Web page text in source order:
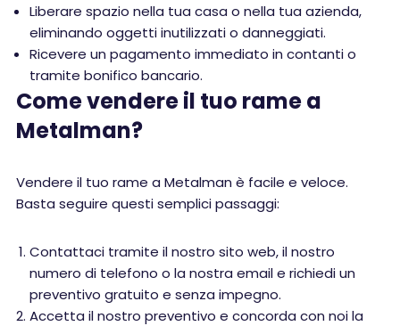
Liberare spazio nella tua casa o nella tua azienda,
eliminando oggetti inutilizzati o danneggiati.
Ricevere un pagamento immediato in contanti o
tramite bonifico bancario.
Come vendere il tuo rame a
Metalman?
Vendere il tuo rame a Metalman è facile e veloce.
Basta seguire questi semplici passaggi:
Contattaci tramite il nostro sito web, il nostro
numero di telefono o la nostra email e richiedi un
preventivo gratuito e senza impegno.
Accetta il nostro preventivo e concorda con noi la